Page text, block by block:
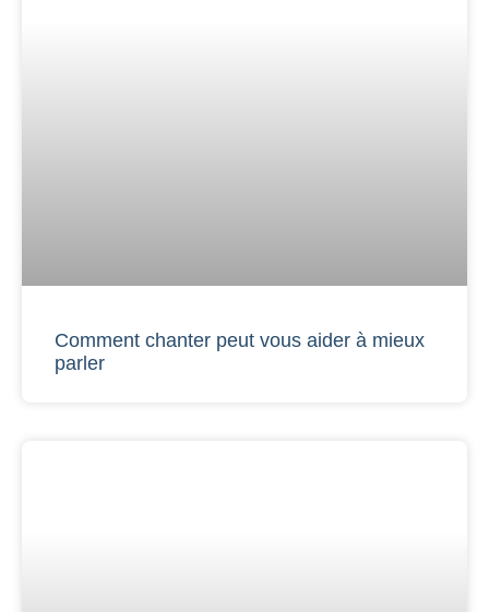
Comment chanter peut vous aider à mieux
parler